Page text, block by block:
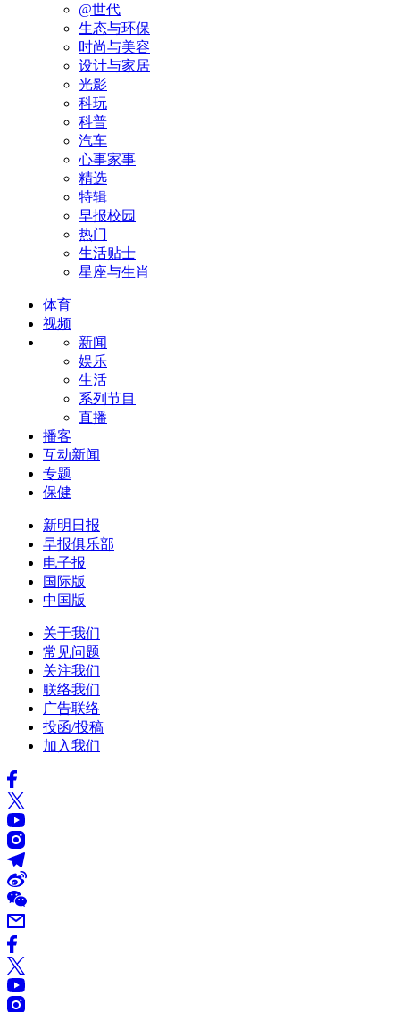
@世代
生态与环保
时尚与美容
设计与家居
光影
科玩
科普
汽车
心事家事
精选
特辑
早报校园
热门
生活贴士
星座与生肖
体育
视频
新闻
娱乐
生活
系列节目
直播
播客
互动新闻
专题
保健
新明日报
早报俱乐部
电子报
国际版
中国版
关于我们
常见问题
关注我们
联络我们
广告联络
投函/投稿
加入我们